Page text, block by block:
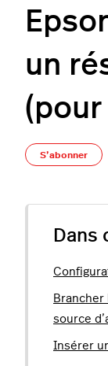
un
(pour
S’abonner
Dans
Brancher
source
Insérer